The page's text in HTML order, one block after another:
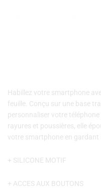
Habillez votre smartphone
feuille. Conçu sur une base
personnaliser votre
rayures et poussières, elle
votre smartphone en gardant
+ SILICONE MOTIF
+ ACCES AUX BOUTONS